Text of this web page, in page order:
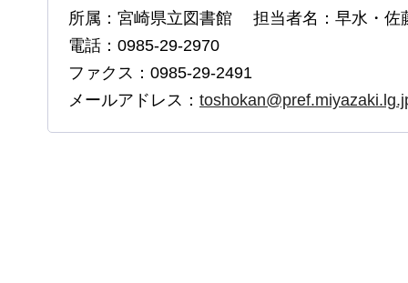
所属：宮崎県立図書館 担当者名：早水・佐
電話：0985-29-2970
ファクス：0985-29-2491
メールアドレス：